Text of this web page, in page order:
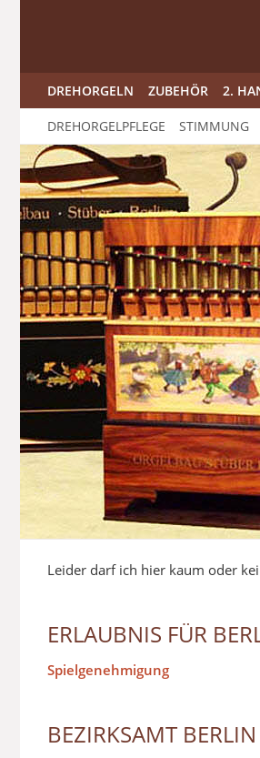
DREHORGELN ZUBEHÖR 2.
DREHORGELPFLEGE STIMMUNG
Leider darf ich hier kaum oder
ERLAUBNIS FÜR
Spielgenehmigung
BEZIRKSAMT